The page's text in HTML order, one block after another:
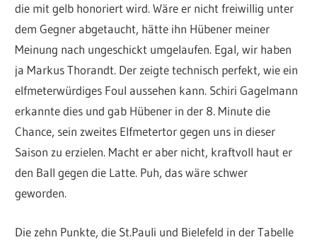
die mit gelb honoriert wird. Wäre er nicht freiwillig unter
dem Gegner abgetaucht, hätte ihn Hübener meiner
Meinung nach ungeschickt umgelaufen. Egal, wir haben
ja Markus Thorandt. Der zeigte technisch perfekt, wie ein
elfmeterwürdiges Foul aussehen kann. Schiri Gagelmann
erkannte dies und gab Hübener in der 8. Minute die
Chance, sein zweites Elfmetertor gegen uns in dieser
Saison zu erzielen. Macht er aber nicht, kraftvoll haut er
den Ball gegen die Latte. Puh, das wäre schwer
geworden.
Die zehn Punkte, die St.Pauli und Bielefeld in der Tabelle